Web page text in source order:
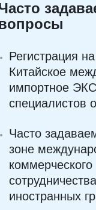
Регистрация
Китайское
импортное
специалистов
Часто
зоне
коммерческого
иностранных